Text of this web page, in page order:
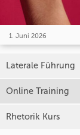
1. Juni 2026
Laterale Führung
Online Training
Rhetorik Kurs